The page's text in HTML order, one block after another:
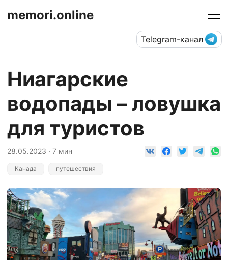
memori.online
Telegram-канал
Ниагарские
водопады – ловушка
для туристов
28.05.2023 · 7 мин
Канада путешествия